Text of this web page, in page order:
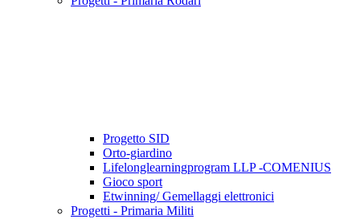
Progetto SID
Orto-giardino
Lifelonglearningprogram LLP -COMENIUS
Gioco sport
Etwinning/ Gemellaggi elettronici
Progetti - Primaria Militi